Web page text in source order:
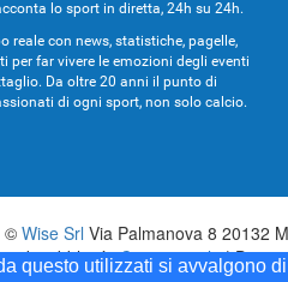
questo utilizzati si avvalgono
lo sport in diretta, 24h su 24h.
reale con news, statistiche, pagelle,
per far vivere le emozioni degli eventi
Da oltre 20 anni il punto di
di ogni sport, non solo calcio.
© Wise Srl Via Palmanova 8 20132
di pubblicità:Commerciale|